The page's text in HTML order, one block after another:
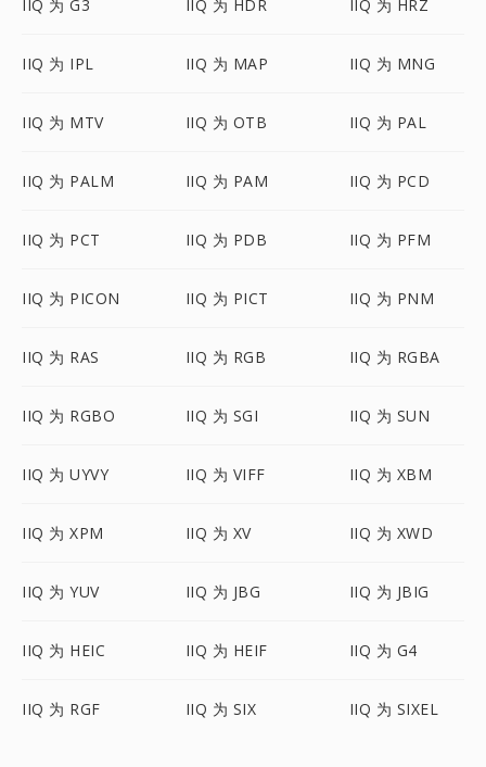
IIQ 为 G3 IIQ 为 HDR IIQ 为 HRZ
IIQ 为 IPL IIQ 为 MAP IIQ 为 MNG
IIQ 为 MTV IIQ 为 OTB IIQ 为 PAL
IIQ 为 PALM IIQ 为 PAM IIQ 为 PCD
IIQ 为 PCT IIQ 为 PDB IIQ 为 PFM
IIQ 为 PICON IIQ 为 PICT IIQ 为 PNM
IIQ 为 RAS IIQ 为 RGB IIQ 为 RGBA
IIQ 为 RGBO IIQ 为 SGI IIQ 为 SUN
IIQ 为 UYVY IIQ 为 VIFF IIQ 为 XBM
IIQ 为 XPM IIQ 为 XV IIQ 为 XWD
IIQ 为 YUV IIQ 为 JBG IIQ 为 JBIG
IIQ 为 HEIC IIQ 为 HEIF IIQ 为 G4
IIQ 为 RGF IIQ 为 SIX IIQ 为 SIXEL